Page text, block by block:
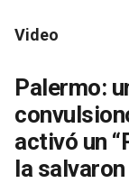
Video
Palermo:
activó un
la salvaron